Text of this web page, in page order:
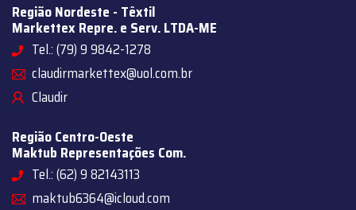
Região Nordeste - Têxtil
Markettex Repre. e Serv. LTDA-ME
Tel.: (79) 9 9842-1278
claudirmarkettex@uol.com.br
Claudir
Região Centro-Oeste
Maktub Representações Com.
Tel.: (62) 9 82143113
maktub6364@icloud.com